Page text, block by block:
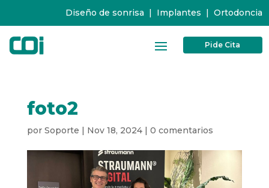
Diseño de sonrisa | Implantes | Ortodoncia
Pide Cita
foto2
por Soporte | Nov 18, 2024| 0 comentarios